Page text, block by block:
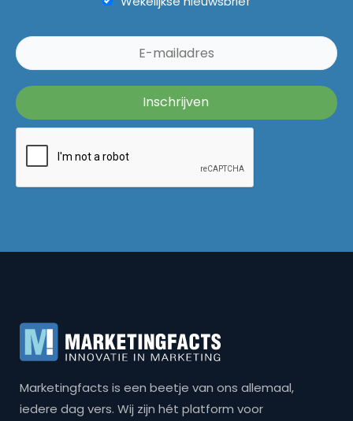
Marketingfacts is een beetje van ons allemaal,
iedere dag vers. Wij zijn hét platform voor